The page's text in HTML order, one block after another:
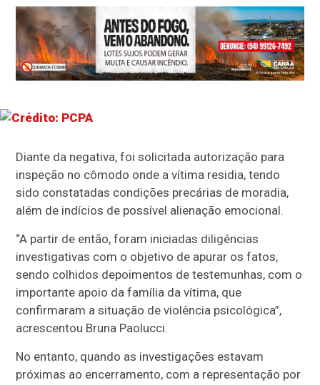
Diante da negativa, foi solicitada autorização para
inspeção no cômodo onde a vítima residia, tendo
sido constatadas condições precárias de moradia,
além de indícios de possível alienação emocional.
“A partir de então, foram iniciadas diligências
investigativas com o objetivo de apurar os fatos,
sendo colhidos depoimentos de testemunhas, com o
importante apoio da família da vítima, que
confirmaram a situação de violência psicológica”,
acrescentou Bruna Paolucci.
No entanto, quando as investigações estavam
próximas ao encerramento, com a representação por